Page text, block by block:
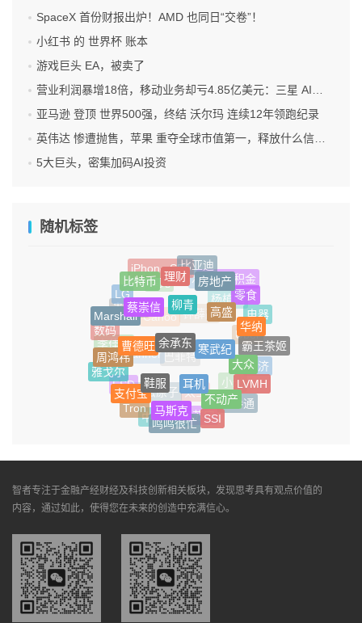
SpaceX 首份财报出炉！AMD 也同日“交卷”！
小红书 的 世界杯 账本
游戏巨头 EA，被卖了
营业利润暴增18倍，移动业务却亏4.85亿美元：三星 AI红利的另一面
亚马逊 登顶 世界500强，终结 沃尔玛 连续12年领跑纪录
英伟达 惨遭抛售，苹果 重夺全球市值第一，释放什么信号？
5大巨头，密集加码AI投资
随机标签
X
库克
iPhone SE4比亚迪
住房公积金
杨植麟
钟薛高
Canoo
贵人鸟
LG
比特币 理财
房地产
零食
电器
Uber
奇瑞
巴菲特
Manner
李佳琦
数码
Marshall
蔡崇信 柳青
高盛
华纳
霸王茶姬
经济
小米
太空
魔法原子
FSD
雅戈尔
周鸿祎
曹德旺 余承东
寒武纪
大众
LVMH
债券通
苏宁
中信信托
Tron
支付宝
鞋服
耳机
不动产
SSI
鸣鸣很忙
马斯克
智者专注于金融产经财经及科技创新相关板块，发现思考具有观点价值的
内容，通过如此，使得您在未来的创造中充满信心。